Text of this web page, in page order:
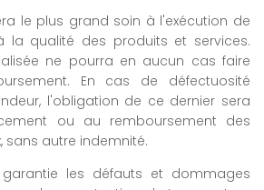
le plus grand soin à l'exécution de
qualité des produits et services.
ne pourra en aucun cas faire
En cas de défectuosité
l'obligation de ce dernier sera
ou au remboursement des
sans autre indemnité.
les défauts et dommages